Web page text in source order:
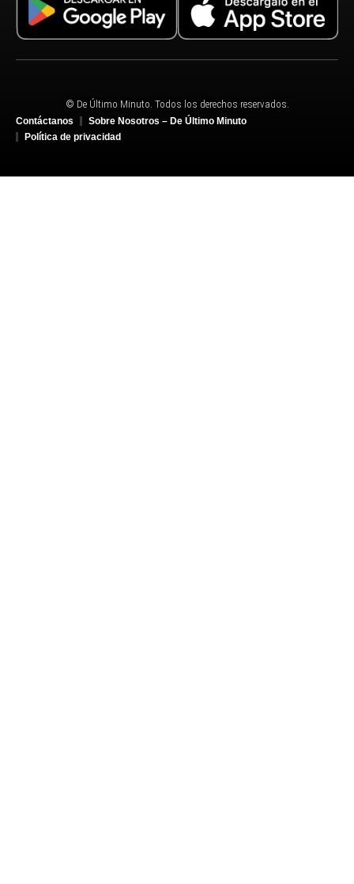
© De Último Minuto. Todos los derechos reservados.
Contáctanos
Sobre Nosotros – De Último Minuto
Política de privacidad